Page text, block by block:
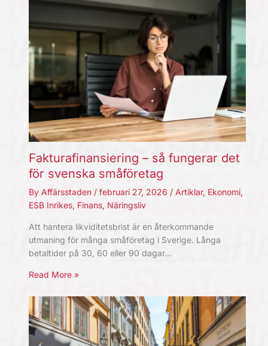
Fakturafinansiering – så fungerar det
för svenska småföretag
By Affärsstaden / februari 27, 2026 / Artiklar, Ekonomi,
ESB Inrikes, Finans, Näringsliv
Att hantera likviditetsbrist är en återkommande
utmaning för många småföretag i Sverige. Långa
betaltider på 30, 60 eller 90 dagar…
Read More »